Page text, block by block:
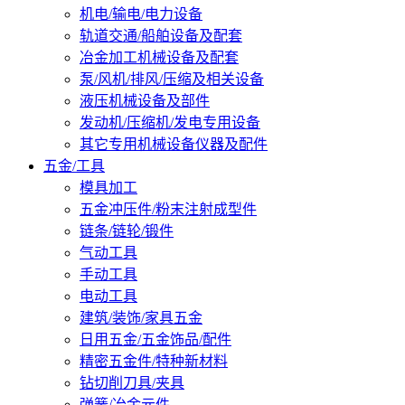
机电/输电/电力设备
轨道交通/船舶设备及配套
冶金加工机械设备及配套
泵/风机/排风/压缩及相关设备
液压机械设备及部件
发动机/压缩机/发电专用设备
其它专用机械设备仪器及配件
五金/工具
模具加工
五金冲压件/粉末注射成型件
链条/链轮/锻件
气动工具
手动工具
电动工具
建筑/装饰/家具五金
日用五金/五金饰品/配件
精密五金件/特种新材料
钻切削刀具/夹具